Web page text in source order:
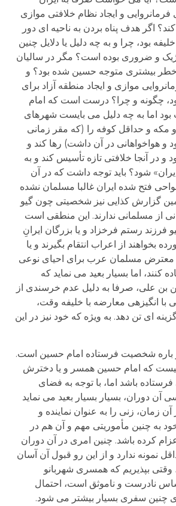
فرمانروایی و ایجاد نظام خلافتی موازی
اگر هدف پناه بردن به ناحیه ای دور
بود، چرا و به چه دلیل یا دلایل چنین
و ضروری بوده است؟ مگر در سالیان
خطر بیشتری متوجه حسین شده بود؟ و
موازی و ایجاد منطقه آزاد برای
چگونه و چرا؟ درست است که امام
اما به چه دلیل می بایست شهرهای
و حداقل کوفه را (که مقر زمانی
و هواخواهانی در آن داشت) رها کند و
و در آنجا خلافتی تازه تأسیس کند و به
شود؟ باید توجه داشت که در آن
فتح شده ایران غالبا مسلمان نشده
گزارش کذایی نیز شخصیتی چون گیو
از مسلمانی ندارند. این منطقی است
رستم فرخزاد و یا بزرگان ایرانِ
از اعراب انتقام بگیرند و یا
مسلمان عرب برای احیای نوعی
کنند، اما بسیار بعید می نماید که
علی، صرفا به دلیل عدم خرسندی از
انگیزه­ی معارضه با خلیفه وقت،
ای تن دهد. به ویژه که خود نیز در این
شخصیت فرستاده امام حسین است.
که امام حسین همسر و یا دخترش
باشد اما، با توجه به فضای
آن دوران، بسیار بسیار بعید می نماید
زمان، زنی را به عنوان نماینده و
به چنین مأموریتی مهم و آن هم در
کرده باشد. چنین امری در آن دوران
نمونه ندارد و از این رو قبول آن آسان
وقتی بپذیریم که همسری شهربانو
نادرست و ناموثق است، احتمال
چنین سفری بسیار بیشتر می شود.